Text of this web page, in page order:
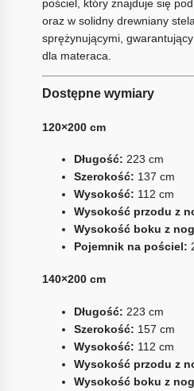
pościel, który znajduje się
oraz w solidny drewniany
sprężynującymi,
dla materaca.
Dostępne wymiary
120×200 cm
Długość: 223 cm
Szerokość: 137 cm
Wysokość: 112 cm
Wysokość przodu z
Wysokość boku z
Pojemnik na pościel:
140×200 cm
Długość: 223 cm
Szerokość: 157 cm
Wysokość: 112 cm
Wysokość przodu z
Wysokość boku z